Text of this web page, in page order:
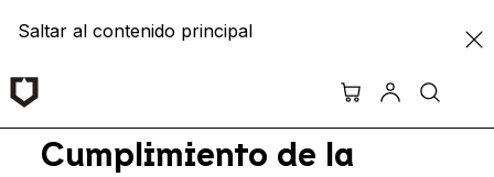
Saltar al contenido principal
Cumplimiento de la